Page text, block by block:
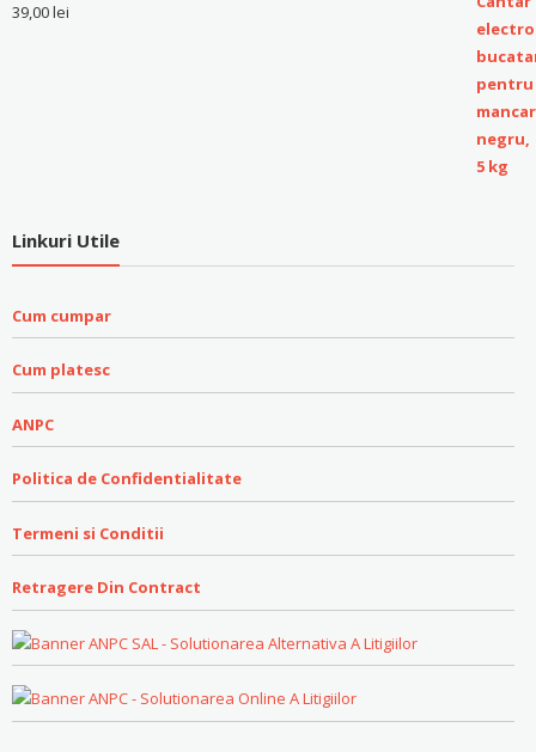
39,00lei
Linkuri Utile
Cum cumpar
Cum platesc
ANPC
Politica de Confidentialitate
Termeni si Conditii
Retragere Din Contract